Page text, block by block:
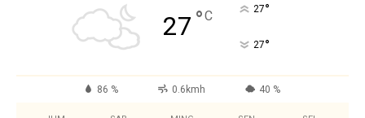
27 °C 27°
27°
86 % 0.6kmh 40 %